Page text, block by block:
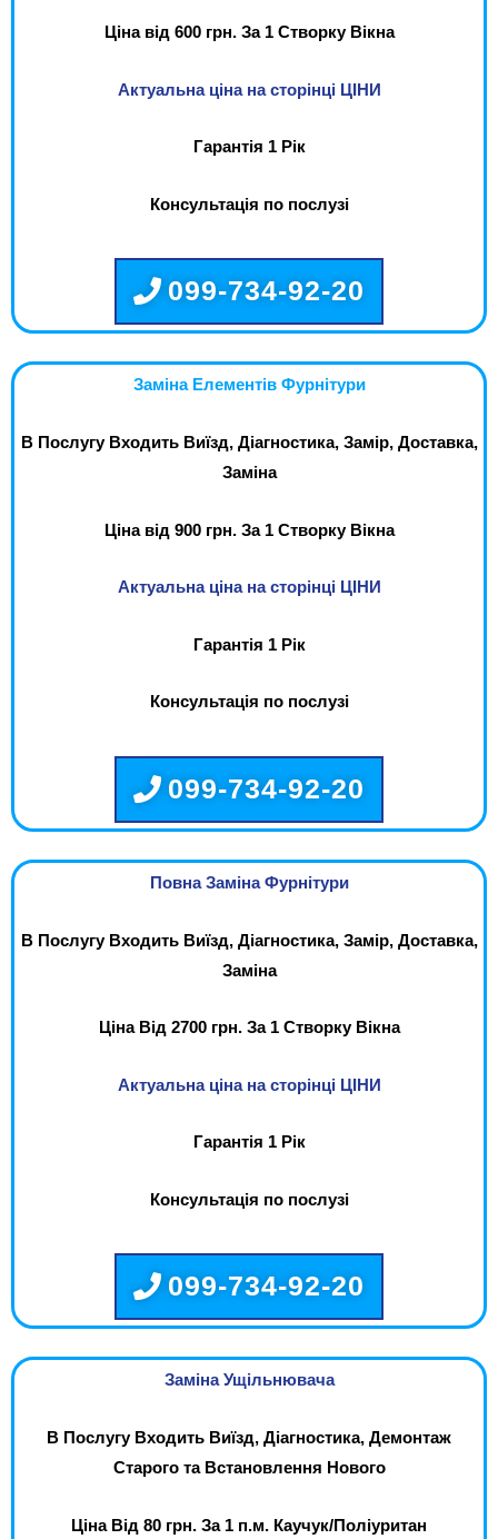
Ціна від 600 грн. За 1 Створку Вікна
Актуальна ціна на сторінці ЦІНИ
Гарантія 1 Рік
Консультація по послузі
099-734-92-20
Заміна Елементів Фурнітури
В Послугу Входить Виїзд, Діагностика, Замір, Доставка,
Заміна
Ціна від 900 грн. За 1 Створку Вікна
Актуальна ціна на сторінці ЦІНИ
Гарантія 1 Рік
Консультація по послузі
099-734-92-20
Повна Заміна Фурнітури
В Послугу Входить Виїзд, Діагностика, Замір, Доставка,
Заміна
Ціна Від 2700 грн. За 1 Створку Вікна
Актуальна ціна на сторінці ЦІНИ
Гарантія 1 Рік
Консультація по послузі
099-734-92-20
Заміна Ущільнювача
В Послугу Входить Виїзд, Діагностика, Демонтаж
Старого та Встановлення Нового
Ціна Від 80 грн. За 1 п.м. Каучук/Поліуритан